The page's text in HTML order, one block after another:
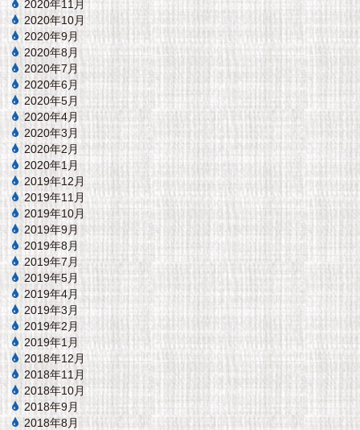
2020年11月
2020年10月
2020年9月
2020年8月
2020年7月
2020年6月
2020年5月
2020年4月
2020年3月
2020年2月
2020年1月
2019年12月
2019年11月
2019年10月
2019年9月
2019年8月
2019年7月
2019年5月
2019年4月
2019年3月
2019年2月
2019年1月
2018年12月
2018年11月
2018年10月
2018年9月
2018年8月